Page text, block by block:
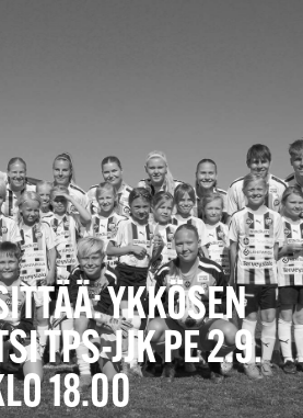
YKKÖSEN
TPS-JJK PE 2.9.
18.00